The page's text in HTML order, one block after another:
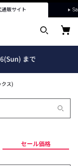
販サイト
クス)
セール価格